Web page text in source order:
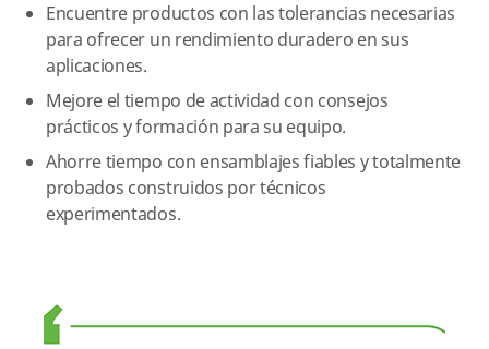
Encuentre productos con las tolerancias necesarias
para ofrecer un rendimiento duradero en sus
aplicaciones.
Mejore el tiempo de actividad con consejos
prácticos y formación para su equipo.
Ahorre tiempo con ensamblajes fiables y totalmente
probados construidos por técnicos
experimentados.